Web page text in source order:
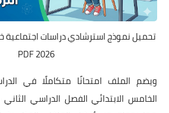
تحميل نموذج استرشادي دراسات اجتماعية
2026 PDF
ويضم الملف امتحانًا متكاملًا في
الخامس الابتدائي الفصل الدراسي الثاني